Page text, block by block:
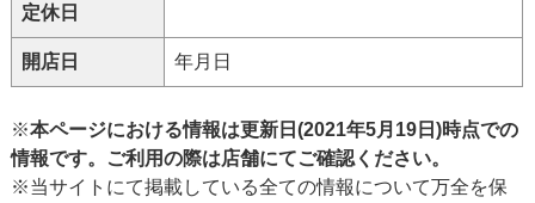
定休日
開店日 年月日
※本ページにおける情報は更新日(2021年5月19日)時点での
情報です。ご利用の際は店舗にてご確認ください。
※当サイトにて掲載している全ての情報について万全を保